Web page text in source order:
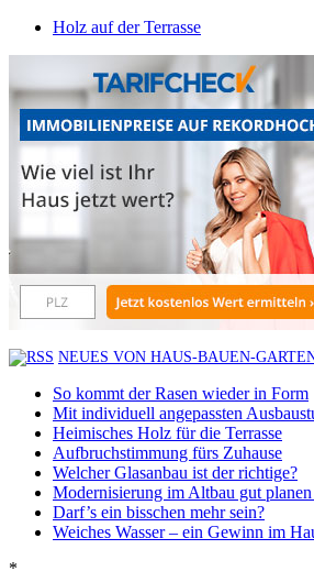
Holz auf der Terrasse
NEUES VON HAUS-BAUEN-
So kommt der Rasen wieder in Form
Mit individuell angepassten
Heimisches Holz für die Terrasse
Aufbruchstimmung fürs Zuhause
Welcher Glasanbau ist der richtige?
Modernisierung im Altbau gut
Darf’s ein bisschen mehr sein?
Weiches Wasser – ein Gewinn im
*